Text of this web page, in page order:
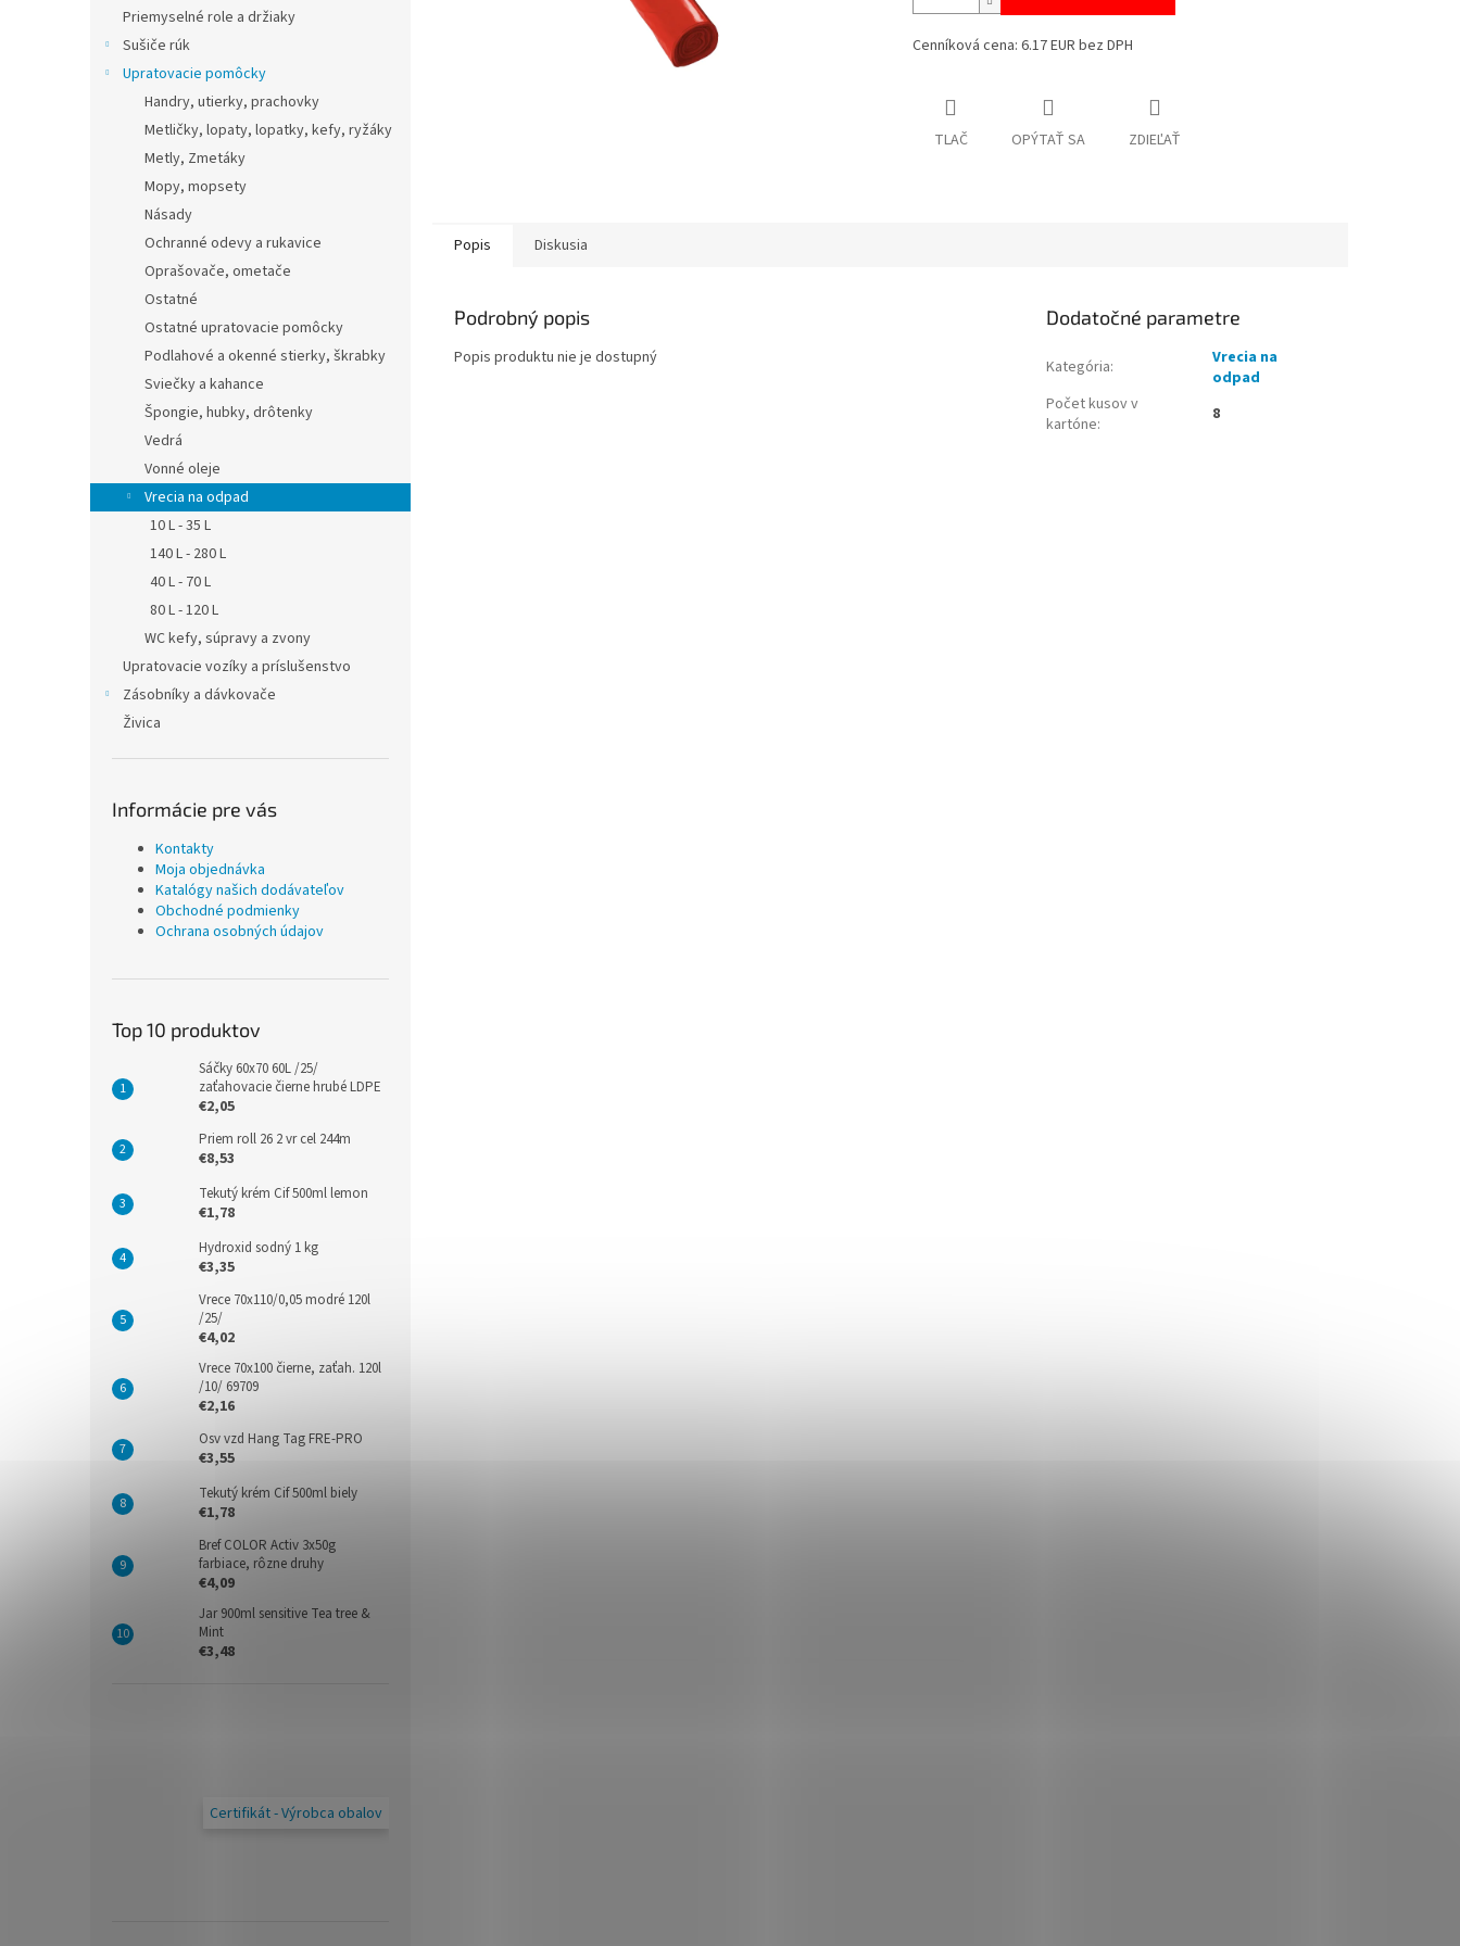
Priemyselné role a držiaky
Sušiče rúk
Upratovacie pomôcky
Handry, utierky, prachovky
Metličky, lopaty, lopatky, kefy, ryžáky
Metly, Zmetáky
Mopy, mopsety
Násady
Ochranné odevy a rukavice
Oprašovače, ometače
Ostatné
Ostatné upratovacie pomôcky
Podlahové a okenné stierky, škrabky
Sviečky a kahance
Špongie, hubky, drôtenky
Vedrá
Vonné oleje
Vrecia na odpad
10 L - 35 L
140 L - 280 L
40 L - 70 L
80 L - 120 L
WC kefy, súpravy a zvony
Upratovacie vozíky a príslušenstvo
Zásobníky a dávkovače
Živica
Informácie pre vás
Kontakty
Moja objednávka
Katalógy našich dodávateľov
Obchodné podmienky
Ochrana osobných údajov
Top 10 produktov
Sáčky 60x70 60L /25/
zaťahovacie čierne hrubé LDPE
€2,05
Priem roll 26 2 vr cel 244m
€8,53
Tekutý krém Cif 500ml lemon
€1,78
Hydroxid sodný 1 kg
€3,35
Vrece 70x110/0,05 modré 120l
/25/
€4,02
Vrece 70x100 čierne, zaťah. 120l
/10/ 69709
€2,16
Osv vzd Hang Tag FRE-PRO
€3,55
Tekutý krém Cif 500ml biely
€1,78
Bref COLOR Activ 3x50g
farbiace, rôzne druhy
€4,09
Jar 900ml sensitive Tea tree &
Mint
€3,48
Certifikát - Výrobca obalov
Cenníková cena: 6.17 EUR bez DPH
TLAČ OPÝTAŤ SA ZDIEĽAŤ
Popis Diskusia
Podrobný popis
Popis produktu nie je dostupný
Dodatočné parametre
Kategória:
Vrecia na
odpad
Počet kusov v
kartóne: 8